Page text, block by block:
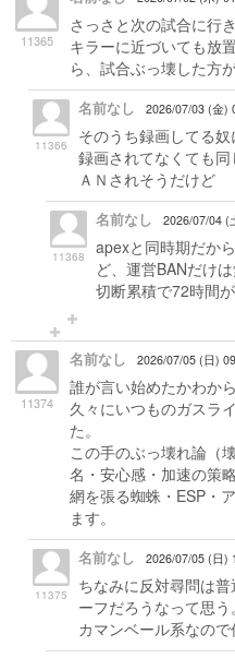
11365
さっさと次の試合に行
キラーに近づいても放
ら、試合ぶっ壊した方が
11366
名前なし 2026/07/03 (金)
そのうち録画してる
録画されてなくても
ＡＮされそうだけど
11368
名前なし 2026/07/04 (
apexと同時期だか
ど、運営BANだけ
切断累積で72時間
11374
名前なし 2026/07/05 (日)
誰が言い始めたかわか
久々にいつものガスラ
た。
この手のぶっ壊れ論（
名・安心感・加速の策
網を張る蜘蛛・ESP・
ます。
11375
名前なし 2026/07/05 (日)
ちなみに反対尋問は
ーフだろうなって思
カマンベール系なので